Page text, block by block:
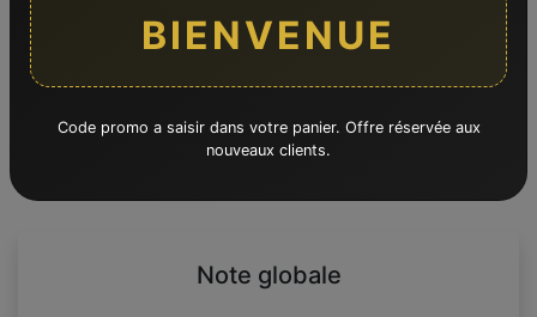
Expédition en France
Note globale
BIENVENUE
Code promo a saisir dans votre panier. Offre réservée aux
nouveaux clients.